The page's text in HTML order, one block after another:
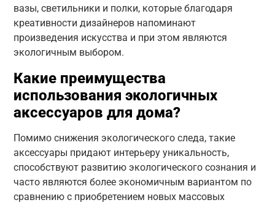
вазы, светильники и полки, которые благодаря
креативности дизайнеров напоминают
произведения искусства и при этом являются
экологичным выбором.
Какие преимущества
использования экологичных
аксессуаров для дома?
Помимо снижения экологического следа, такие
аксессуары придают интерьеру уникальность,
способствуют развитию экологического сознания и
часто являются более экономичным вариантом по
сравнению с приобретением новых массовых